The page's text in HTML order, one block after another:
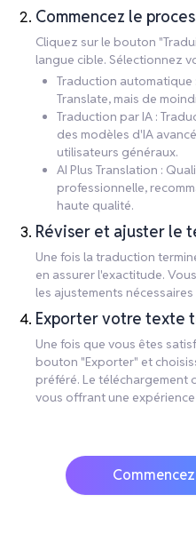
Commencez le
Cliquez sur le bouton
langue cible. Sélectionnez
Traduction
Translate, mais de
Traduction par IA :
des modèles d'IA
utilisateurs généraux.
AI Plus Translation :
professionnelle,
haute qualité.
Réviser et ajuster le
Une fois la traduction
en assurer l'exactitude.
les ajustements
Exporter votre texte
Une fois que vous êtes
bouton "Exporter" et
préféré. Le téléchargement
vous offrant une